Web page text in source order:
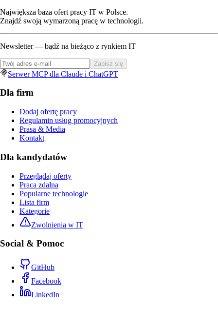
Największa baza ofert pracy IT w Polsce.
Znajdź swoją wymarzoną pracę w technologii.
Newsletter — bądź na bieżąco z rynkiem IT
Zapisz się
Serwer MCP dla Claude i ChatGPT
Dla firm
Dodaj ofertę pracy
Regulamin usług promocyjnych
Prasa & Media
Kontakt
Dla kandydatów
Przeglądaj oferty
Praca zdalna
Popularne technologie
Lista firm
Kategorie
Zwolnienia w IT
Social & Pomoc
GitHub
Facebook
LinkedIn